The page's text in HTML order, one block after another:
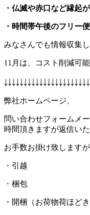
・仏滅や赤口など縁起
・時間帯午後のフリー
みなさんでも情報収集
11月は、コスト削減可能
￬￬￬￬￬￬￬￬￬￬￬￬￬￬￬￬￬￬￬￬￬
弊社ホームページ、
問い合わせフォームメ
時間頂きますが返信いた
お手数お掛け致します
・引越
・梱包
・開梱（お荷物荷ほどき